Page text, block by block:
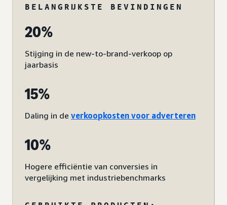
BELANGRIJKSTE BEVINDINGEN
20%
Stijging in de new-to-brand-verkoop op
jaarbasis
15%
Daling in de verkoopkosten voor adverteren
10%
Hogere efficiëntie van conversies in
vergelijking met industriebenchmarks